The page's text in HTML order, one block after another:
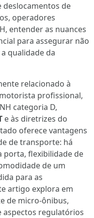
deslocamentos de
operadores
entender as nuances
para assegurar não
qualidade da
relacionado à
profissional,
categoria D,
e às diretrizes do
oferece vantagens
de transporte: há
porta, flexibilidade de
de um
para as
artigo explora em
de micro-ônibus,
aspectos regulatórios